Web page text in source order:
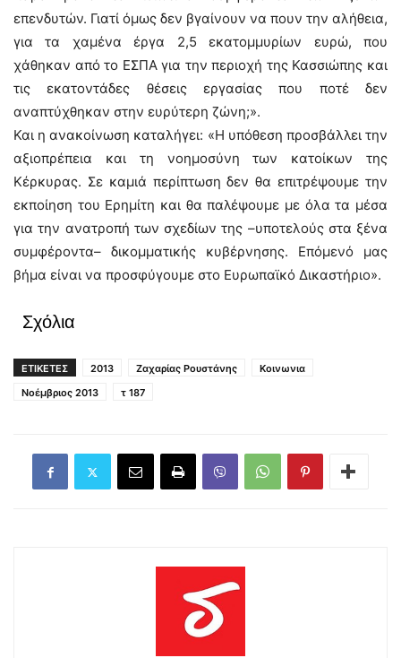
επενδυτών. Γιατί όμως δεν βγαίνουν να πουν την αλήθεια,
για τα χαμένα έργα 2,5 εκατομμυρίων ευρώ, που
χάθηκαν από το ΕΣΠΑ για την περιοχή της Κασσιώπης και
τις εκατοντάδες θέσεις εργασίας που ποτέ δεν
αναπτύχθηκαν στην ευρύτερη ζώνη;».
Και η ανακοίνωση καταλήγει: «Η υπόθεση προσβάλλει την
αξιοπρέπεια και τη νοημοσύνη των κατοίκων της
Κέρκυρας. Σε καμιά περίπτωση δεν θα επιτρέψουμε την
εκποίηση του Ερημίτη και θα παλέψουμε με όλα τα μέσα
για την ανατροπή των σχεδίων της –υποτελούς στα ξένα
συμφέροντα– δικομματικής κυβέρνησης. Επόμενό μας
βήμα είναι να προσφύγουμε στο Ευρωπαϊκό Δικαστήριο».
Σχόλια
ΕΤΙΚΕΤΕΣ 2013 Ζαχαρίας Ρουστάνης
Κοινωνια
Νοέμβριος 2013
τ 187